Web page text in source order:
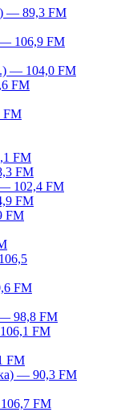
— 89,3 FM
— 106,9 FM
— 104,0 FM
FM
FM
FM
FM
102,4 FM
FM
FM
FM
98,8 FM
FM
FM
— 90,3 FM
FM